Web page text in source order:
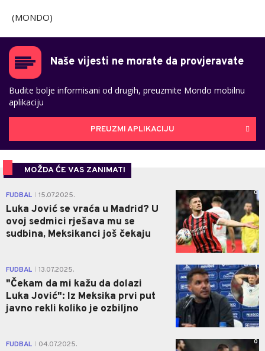
(MONDO)
Naše vijesti ne morate da provjeravate
Budite bolje informisani od drugih, preuzmite Mondo mobilnu
aplikaciju
PREUZMI APLIKACIJU
MOŽDA ĆE VAS ZANIMATI
FUDBAL 15.07.2025.
Luka Jović se vraća u Madrid? U
ovoj sedmici rješava mu se
sudbina, Meksikanci još čekaju
0
FUDBAL 13.07.2025.
"Čekam da mi kažu da dolazi
Luka Jović": Iz Meksika prvi put
javno rekli koliko je ozbiljno
1
FUDBAL 04.07.2025. 0